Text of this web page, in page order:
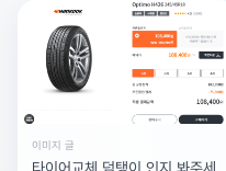
이미지 글